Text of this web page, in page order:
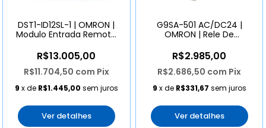
DST1-ID12SL-1 | OMRON |
Modulo Entrada Remota
PNP
R$13.005,00
R$11.704,50 com Pix
9 x de R$1.445,00 sem juros
Ver detalhes
G9SA-501 AC/DC24 |
OMRON | Rele De
R$2.985,00
R$2.686,50 com Pix
9 x de R$331,67 sem juros
Ver detalhes